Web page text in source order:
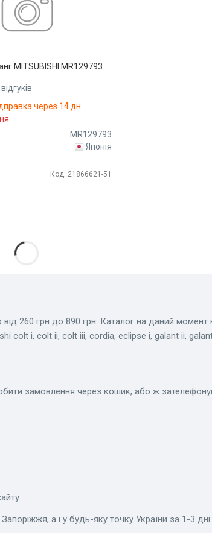
MITSUBISHI MR129793
через 14 дн.
MR129793
Японія
Код: 21866621-51
260 грн до 890 грн. Каталог на даний момент
colt i, colt ii, colt iii, cordia, eclipse i, galant ii,
замовлення через кошик, або ж
а і у будь-яку точку України за 1-3 дні.